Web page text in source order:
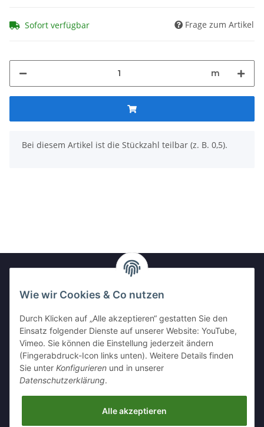
Sofort verfügbar Frage zum Artikel
m
x
Bei diesem Artikel ist die Stückzahl teilbar (z. B. 0,5).
Newsletter Abonnieren
Bitte senden Sie mir entsprechend Ihrer
Datenschutzerklärungregelmäßig und jederzeit widerruflich
Informationen zu Ihrem Produktsortiment per E-Mail zu.
Wie wir Cookies & Co nutzen
Durch Klicken auf „Alle akzeptieren“ gestatten Sie den
Einsatz folgender Dienste auf unserer Website: YouTube,
Vimeo. Sie können die Einstellung jederzeit ändern
(Fingerabdruck-Icon links unten). Weitere Details finden
Sie unter Konfigurieren und in unserer
Datenschutzerklärung.
Alle akzeptieren